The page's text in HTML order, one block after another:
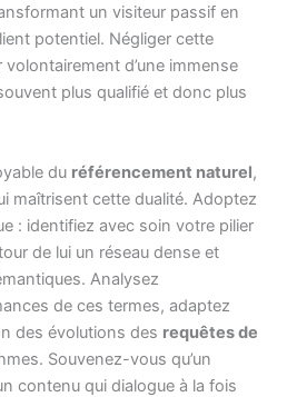
un visiteur passif en
potentiel. Négliger cette
d’une immense
plus qualifié et donc plus
du référencement naturel,
maîtrisent cette dualité. Adoptez
: identifiez avec soin votre pilier
de lui un réseau dense et
Analysez
de ces termes, adaptez
des évolutions des requêtes de
Souvenez-vous qu’un
contenu qui dialogue à la fois